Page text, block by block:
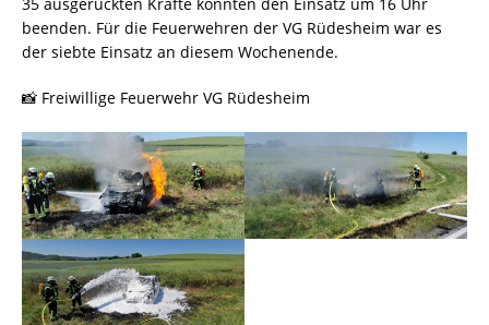
beenden. Für die Feuerwehren der VG Rüdesheim war es
der siebte Einsatz an diesem Wochenende.
📸 Freiwillige Feuerwehr VG Rüdesheim